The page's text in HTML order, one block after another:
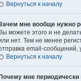
Вернуться к началу
мне вообще нужно
Вы можете этого и не
нет. Тем не менее
email-сообщений,
Вернуться к началу
Почему мне периодически